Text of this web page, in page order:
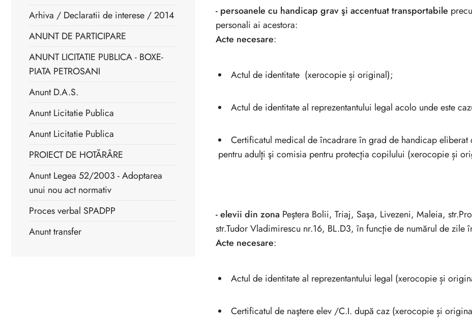
- persoanele cu handicap grav şi accentuat transportabile
personali ai acestora:
Acte necesare:
Actul de identitate (xerocopie și original);
Actul de identitate al reprezentantului legal acolo unde este
Certificatul medical de încadrare în grad de handicap
pentru adulţi şi comisia pentru protecţia copilului (xerocopie și
- elevii din zona Peştera Bolii, Triaj, Saşa, Livezeni, Maleia,
str.Tudor Vladimirescu nr.16, BL.D3, în funcţie de numărul de zile
Acte necesare:
Actul de identitate al reprezentantului legal (xerocopie și
Certificatul de naştere elev /C.I. după caz (xerocopie și
Arhiva / Declaratii de interese / 2014
ANUNT DE PARTICIPARE
ANUNT LICITATIE PUBLICA - BOXE-
PIATA PETROSANI
Anunt D.A.S.
Anunt Licitatie Publica
Anunt Licitatie Publica
PROIECT DE HOTĂRÂRE
Anunt Legea 52/2003 - Adoptarea
unui nou act normativ
Proces verbal SPADPP
Anunt transfer